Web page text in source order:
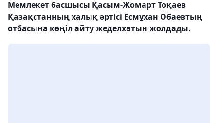
Мемлекет басшысы Қасым-Жомарт Тоқаев
Қазақстанның халық әртісі Есмұхан Обаевтың
отбасына көңіл айту жеделхатын жолдады.